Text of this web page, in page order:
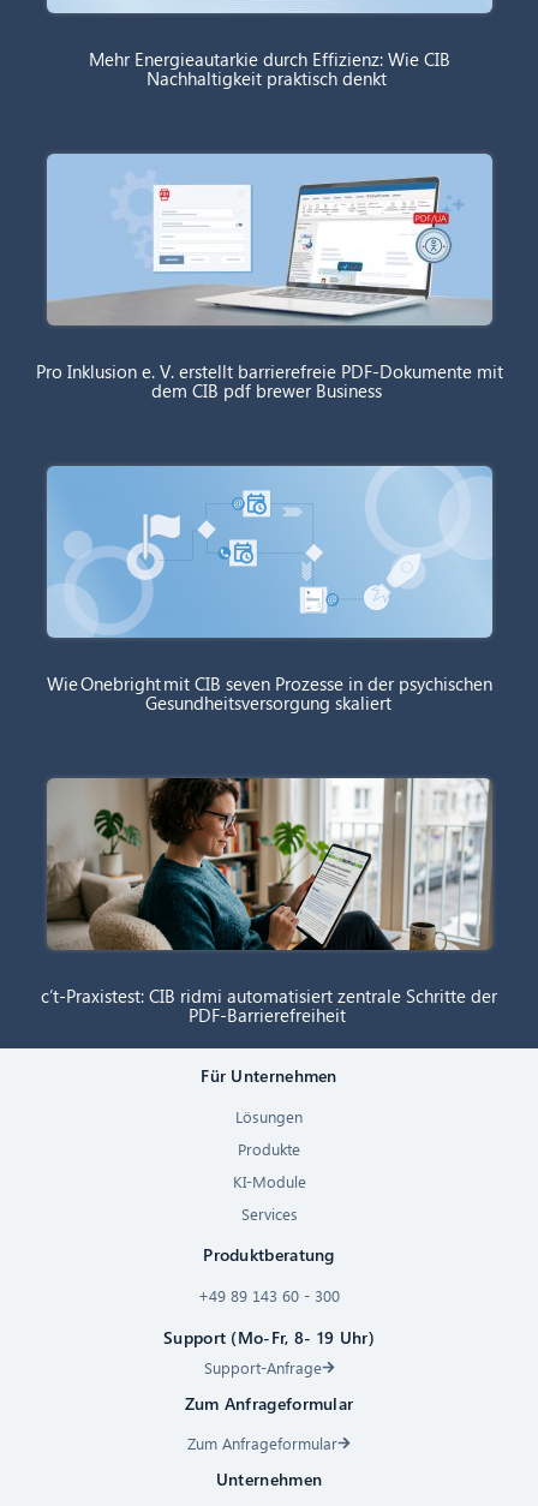
Mehr Energieautarkie durch Effizienz: Wie CIB
Nachhaltigkeit praktisch denkt
Pro Inklusion e. V. erstellt barrierefreie PDF-Dokumente mit
dem CIB pdf brewer Business
Wie Onebright mit CIB seven Prozesse in der psychischen
Gesundheitsversorgung skaliert
c’t-Praxistest: CIB ridmi automatisiert zentrale Schritte der
PDF-Barrierefreiheit
Für Unternehmen
Lösungen
Produkte
KI-Module
Services
Produktberatung
+49 89 143 60 - 300
Support (Mo-Fr, 8- 19 Uhr)
Support-Anfrage
Zum Anfrageformular
Zum Anfrageformular
Unternehmen